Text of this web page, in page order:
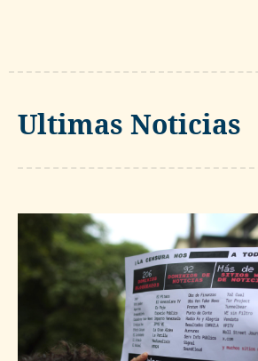
Ultimas Noticias